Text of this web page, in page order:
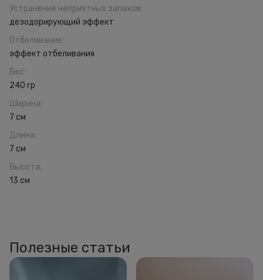
Устранение неприятных запахов:
дезодорирующий эффект
Отбеливание:
эффект отбеливания
Вес:
240 гр
Ширина:
7 см
Длина:
7 см
Высота:
13 см
Полезные статьи